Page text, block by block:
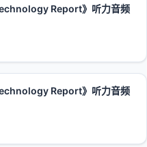
Report》听力音频
Report》听力音频